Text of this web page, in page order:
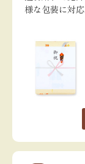
様な包装に対応